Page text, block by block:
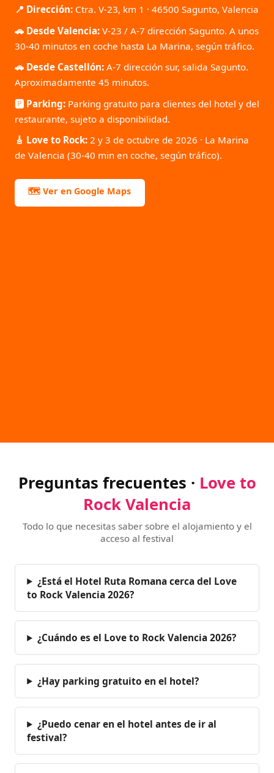
📍 Dirección: Ctra. V-23, km 1 · 46500 Sagunto, Valencia
🚗 Desde Valencia: V-23 / A-7 dirección Sagunto. A unos
30-40 minutos en coche hasta La Marina, según tráfico.
🚗 Desde Castellón: A-7 dirección sur, salida Sagunto.
Aproximadamente 45 minutos.
🅿️ Parking: Parking gratuito para clientes del hotel y del
restaurante, sujeto a disponibilidad.
🎸 Love to Rock: 2 y 3 de octubre de 2026 · La Marina
de Valencia (30-40 min en coche, según tráfico).
🗺️ Ver en Google Maps
Preguntas frecuentes · Love to
Rock Valencia
Todo lo que necesitas saber sobre el alojamiento y el
acceso al festival
¿Está el Hotel Ruta Romana cerca del Love
to Rock Valencia 2026?
¿Cuándo es el Love to Rock Valencia 2026?
¿Hay parking gratuito en el hotel?
¿Puedo cenar en el hotel antes de ir al
festival?